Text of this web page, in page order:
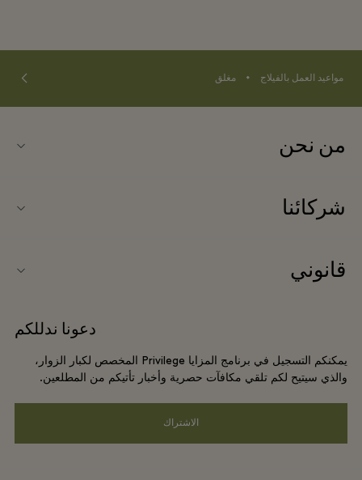
مواعيد العمل بالفيلاج ⬩ مغلق
من نحن
اتصل بنا
تنزيل التطبيق
Shopping Card
الأسئلة المتكررة
شركائنا
حجز المجموعات
قانوني
Privacy notice
دعونا ندللكم
يمكنكم التسجيل في برنامج المزايا Privilege المخصص لكبار الزوار،
والذي سيتيح لكم تلقي مكافآت حصرية وأخبار تأتيكم من المطلعين.
الاشتراك